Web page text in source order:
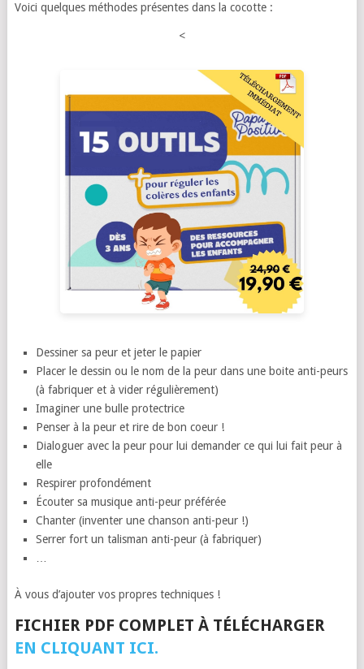
Voici quelques méthodes présentes dans la cocotte :
<
Dessiner sa peur et jeter le papier
Placer le dessin ou le nom de la peur dans une boite anti-peurs
(à fabriquer et à vider régulièrement)
Imaginer une bulle protectrice
Penser à la peur et rire de bon coeur !
Dialoguer avec la peur pour lui demander ce qui lui fait peur à
elle
Respirer profondément
Écouter sa musique anti-peur préférée
Chanter (inventer une chanson anti-peur !)
Serrer fort un talisman anti-peur (à fabriquer)
…
À vous d’ajouter vos propres techniques !
FICHIER PDF COMPLET À TÉLÉCHARGER
EN CLIQUANT ICI.